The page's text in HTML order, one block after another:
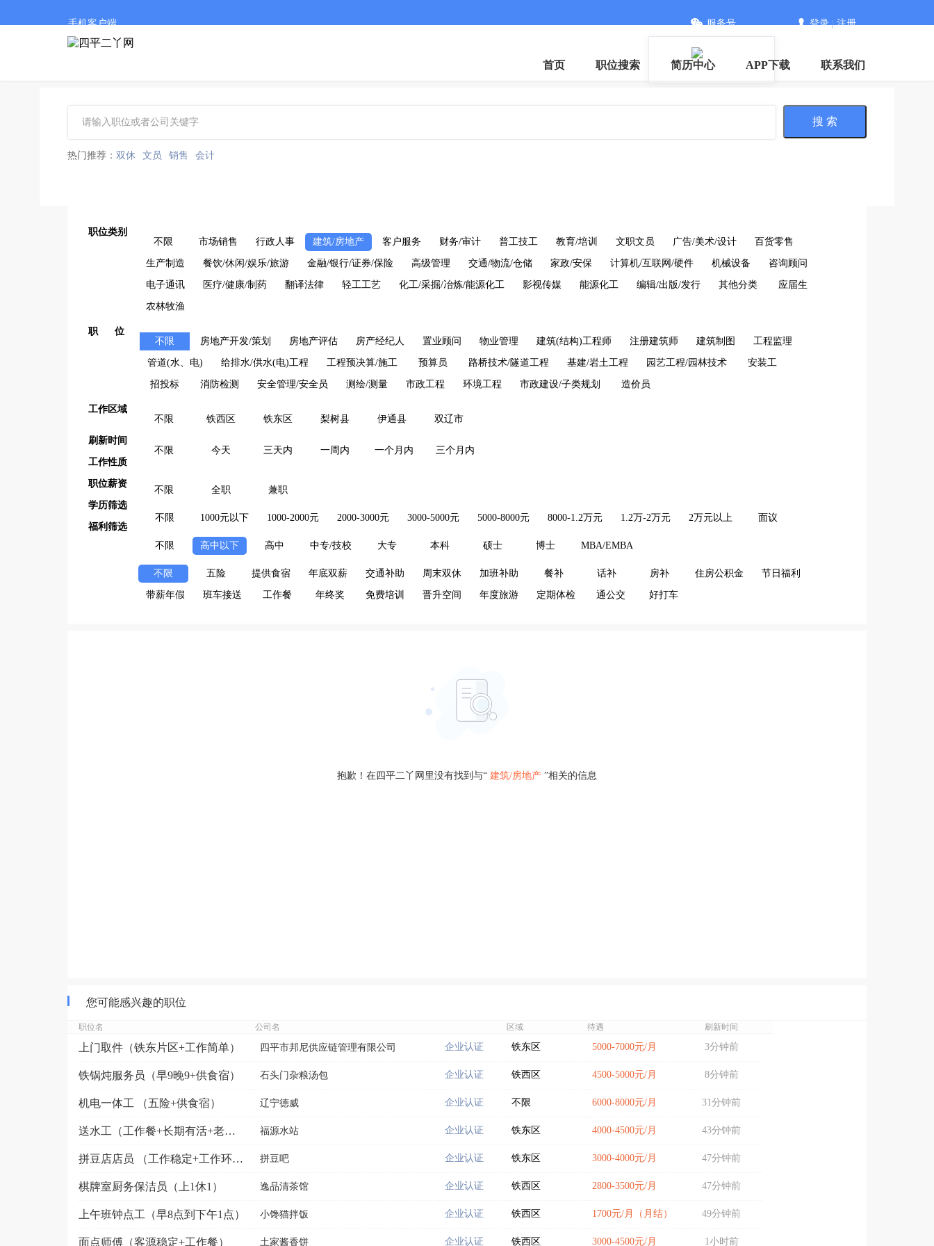
手机客户端 服务号 登录|注册
首页 职位搜索 简历中心 APP下载 联系我们
搜 索
热门推荐： 双休 文员 销售 会计
职位类别
不限
市场销售 行政人事 建筑/房地产 客户服务 财务/审计 普工技工 教育/培训 文职文员 广告/美术/设计 百货零售
生产制造 餐饮/休闲/娱乐/旅游 金融/银行/证券/保险 高级管理 交通/物流/仓储 家政/安保 计算机/互联网/硬件 机械设备 咨询顾问
电子通讯 医疗/健康/制药 翻译法律 轻工工艺 化工/采掘/冶炼/能源化工 影视传媒 能源化工 编辑/出版/发行 其他分类 应届生
农林牧渔
职 位
不限
房地产开发/策划 房地产评估 房产经纪人 置业顾问 物业管理 建筑(结构)工程师 注册建筑师 建筑制图 工程监理
管道(水、电) 给排水/供水(电)工程 工程预决算/施工 预算员 路桥技术/隧道工程 基建/岩土工程 园艺工程/园林技术 安装工
招投标 消防检测 安全管理/安全员 测绘/测量 市政工程 环境工程 市政建设/子类规划 造价员
工作区域
不限
铁西区 铁东区 梨树县 伊通县 双辽市
刷新时间
不限
今天 三天内 一周内 一个月内
三个月内
工作性质
不限 全职 兼职
职位薪资
不限 1000元以下 1000-2000元 2000-3000元 3000-5000元 5000-8000元 8000-1.2万元 1.2万-2万元 2万元以上 面议
学历筛选
不限 高中以下 高中 中专/技校 大专 本科 硕士 博士 MBA/EMBA
福利筛选
不限 五险 提供食宿 年底双薪 交通补助 周末双休 加班补助 餐补 话补 房补 住房公积金 节日福利
带薪年假 班车接送 工作餐 年终奖 免费培训 晋升空间 年度旅游 定期体检 通公交 好打车
抱歉！在四平二丫网里没有找到与“ 建筑/房地产 ”相关的信息
您可能感兴趣的职位
职位名 公司名 区域 待遇 刷新时间
上门取件（铁东片区+工作简单） 四平市邦尼供应链管理有限公司 企业认证 铁东区 5000-7000元/月 3分钟前
铁锅炖服务员（早9晚9+供食宿） 石头门杂粮汤包 企业认证 铁西区 4500-5000元/月 8分钟前
机电一体工 （五险+供食宿） 辽宁德威 企业认证 不限 6000-8000元/月 31分钟前
送水工（工作餐+长期有活+老板好） 福源水站 企业认证 铁东区 4000-4500元/月 43分钟前
拼豆店店员 （工作稳定+工作环境好） 拼豆吧 企业认证 铁东区 3000-4000元/月 47分钟前
棋牌室厨务保洁员（上1休1） 逸品清茶馆 企业认证 铁西区 2800-3500元/月 47分钟前
上午班钟点工（早8点到下午1点） 小馋猫拌饭 企业认证 铁西区 1700元/月（月结） 49分钟前
面点师傅（客源稳定+工作餐） 土家酱香饼 企业认证 铁西区 3000-4500元/月 1小时前